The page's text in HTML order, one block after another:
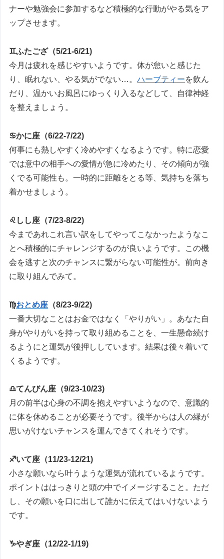
ナーや勉強会に参加するなど積極的な行動がやる気をア
ップさせます。
♊ふたござ（5/21-6/21)
今月は疲れを感じやすいようです。体が怠いと感じた
り、眠れない、やる気がでない…。ハーブティーを飲ん
だり、温かいお風呂にゆっくり入るなどして、自律神経
を整えましょう。
♋かに座（6/22-7/22)
何事にも熱しやすく冷めやすくなるようです。特に恋愛
では意中の相手への愛情が急に冷めたり、その傾向が強
くでる可能性も。一時的に距離をとる等、気持ちを落ち
着かせましょう。
♌しし座（7/23-8/22)
今まであれこれ言い訳をしてやってこなかったようなこ
とへ積極的にチャレンジするのが良いようです。この機
会を逃すと次のチャンスに繋がらない可能性が。前向き
に取り組んでみて。
♍おとめ座 （8/23-9/22)
一番大切なことはお金ではなく「やりがい」。あなた自
身がやりがいを持って取り組めることを、一生懸命続け
るようにと運気が後押ししています。結果は後々着いて
くるようです。
♎てんびん座（9/23-10/23)
月の前半は心身の不調を抱えやすいようなので、意識的
に体を休めることが必要そうです。後半からは人の縁が
思いがけないチャンスを運んできてくれそうです。
♐いて座（11/23-12/21)
小さな願いなら叶うような運気が流れているようです。
ポイントははっきりと頭の中でイメージすること。ただ
し、その願いを口に出して誰かに伝えてはいけないよう
です。
♑やぎ座（12/22-1/19)